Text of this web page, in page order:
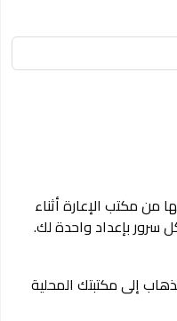
من مكتب الإعارة أثناء
سرور بإعداد واحدة لك.
إلى مكتبتك المحلية